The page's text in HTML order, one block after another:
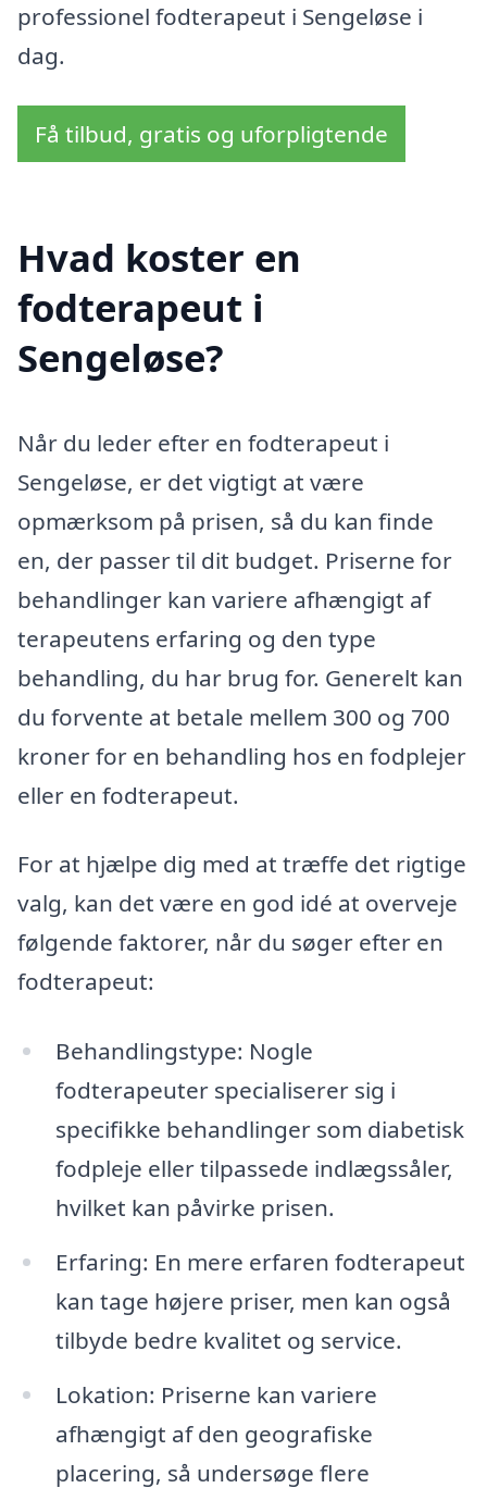
professionel fodterapeut i Sengeløse i
dag.
Få tilbud, gratis og uforpligtende
Hvad koster en
fodterapeut i
Sengeløse?
Når du leder efter en fodterapeut i
Sengeløse, er det vigtigt at være
opmærksom på prisen, så du kan finde
en, der passer til dit budget. Priserne for
behandlinger kan variere afhængigt af
terapeutens erfaring og den type
behandling, du har brug for. Generelt kan
du forvente at betale mellem 300 og 700
kroner for en behandling hos en fodplejer
eller en fodterapeut.
For at hjælpe dig med at træffe det rigtige
valg, kan det være en god idé at overveje
følgende faktorer, når du søger efter en
fodterapeut:
Behandlingstype: Nogle
fodterapeuter specialiserer sig i
specifikke behandlinger som diabetisk
fodpleje eller tilpassede indlægssåler,
hvilket kan påvirke prisen.
Erfaring: En mere erfaren fodterapeut
kan tage højere priser, men kan også
tilbyde bedre kvalitet og service.
Lokation: Priserne kan variere
afhængigt af den geografiske
placering, så undersøge flere